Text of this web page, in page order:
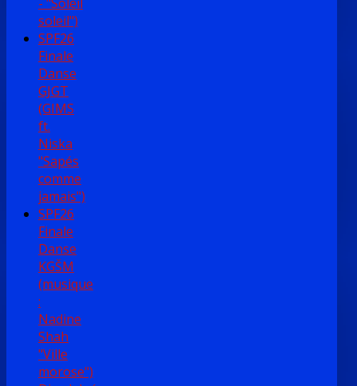
soleil")
SPF26
Finale
Danse
GJGT
(GIMS
ft.
Niska
"Sapés
comme
jamais")
SPF26
Finale
Danse
KGŠM
(musique
:
Nadine
Shah
"Ville
morose")